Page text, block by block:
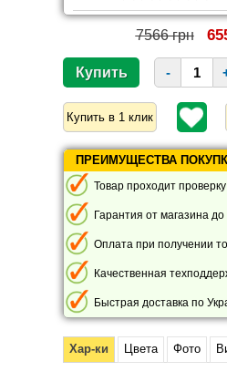
7566 грн
-
ПРЕИМУЩЕСТВА
Товар проходит
Гарантия от магазина до
Оплата при получении
Качественная
Быстрая доставка по
Хар-ки Цвета Фото